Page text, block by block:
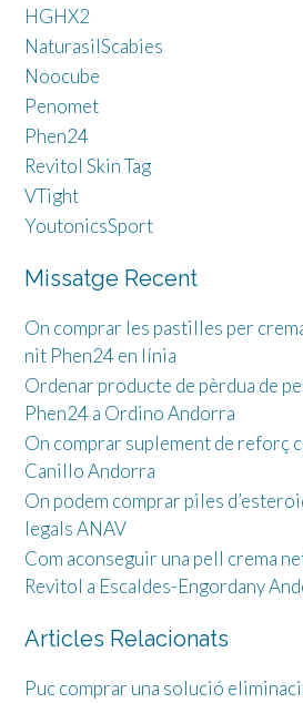
HGHX2
NaturasilScabies
Noocube
Penomet
Phen24
Revitol Skin Tag
VTight
YoutonicsSport
Missatge Recent
On comprar les pastilles per
nit Phen24 en línia
Ordenar producte de pèrdua de
Phen24 a Ordino Andorra
On comprar suplement de reforç
Canillo Andorra
On podem comprar piles
legals ANAV
Com aconseguir una pell crema
Revitol a Escaldes-Engordany
Articles Relacionats
Puc comprar una solució